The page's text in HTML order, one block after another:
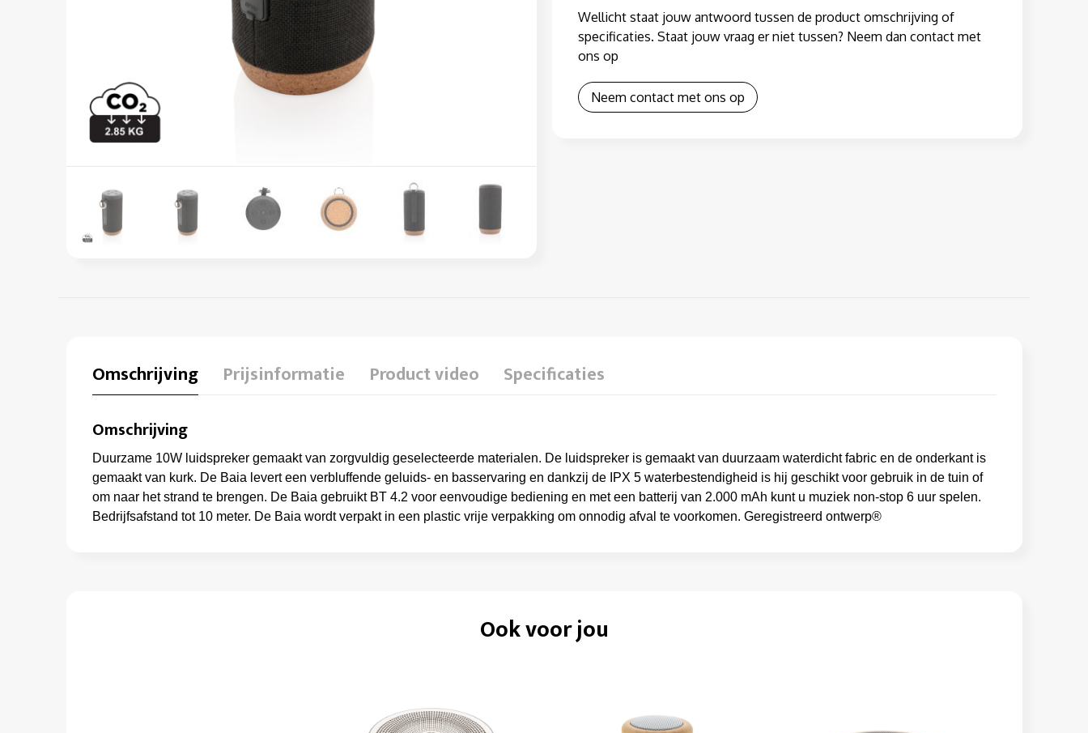
Wellicht staat jouw antwoord tussen de product omschrijving of
specificaties. Staat jouw vraag er niet tussen? Neem dan contact met
ons op
Neem contact met ons op
Omschrijving Prijsinformatie Product video Specificaties
Omschrijving
Duurzame 10W luidspreker gemaakt van zorgvuldig geselecteerde materialen. De luidspreker is gemaakt van duurzaam waterdicht fabric en de onderkant is
gemaakt van kurk. De Baia levert een verbluffende geluids- en basservaring en dankzij de IPX 5 waterbestendigheid is hij geschikt voor gebruik in de tuin of
om naar het strand te brengen. De Baia gebruikt BT 4.2 voor eenvoudige bediening en met een batterij van 2.000 mAh kunt u muziek non-stop 6 uur spelen.
Bedrijfsafstand tot 10 meter. De Baia wordt verpakt in een plastic vrije verpakking om onnodig afval te voorkomen. Geregistreerd ontwerp®
Ook voor jou